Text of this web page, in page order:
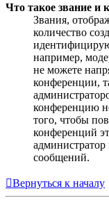
Что такое звание и
Звания,
количество
например,
не можете
конференции,
конференцию
того, чтобы
конференций
администратор
сообщений.
Вернуться к началу